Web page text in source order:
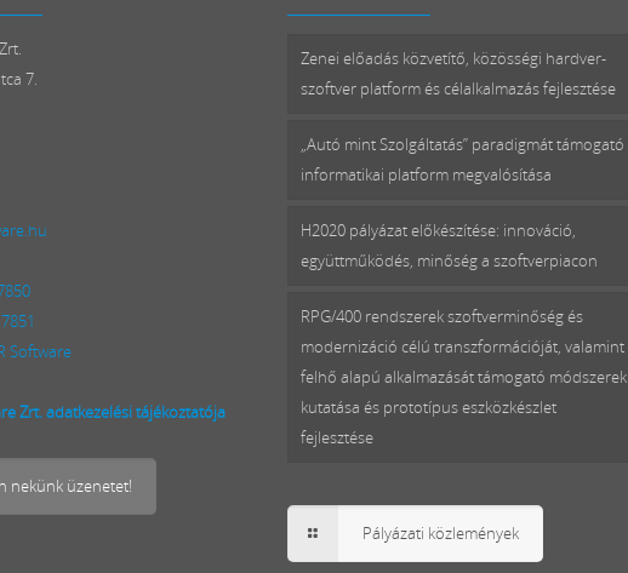
7.
Software
Zrt. adatkezelési tájékoztatója
nekünk üzenetet!
Zenei előadás közvetítő, közösségi hardver-
szoftver platform és célalkalmazás fejlesztése
„Autó mint Szolgáltatás” paradigmát támogató
informatikai platform megvalósítása
H2020 pályázat előkészítése: innováció,
együttműködés, minőség a szoftverpiacon
RPG/400 rendszerek szoftverminőség és
modernizáció célú transzformációját, valamint
felhő alapú alkalmazását támogató módszerek
kutatása és prototípus eszközkészlet
fejlesztése
Pályázati közlemények